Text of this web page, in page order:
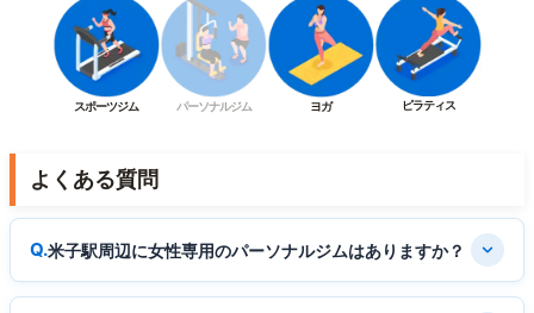
スポーツジム パーソナルジム ヨガ ピラティス
よくある質問
米子駅周辺に女性専用のパーソナルジムはありますか？